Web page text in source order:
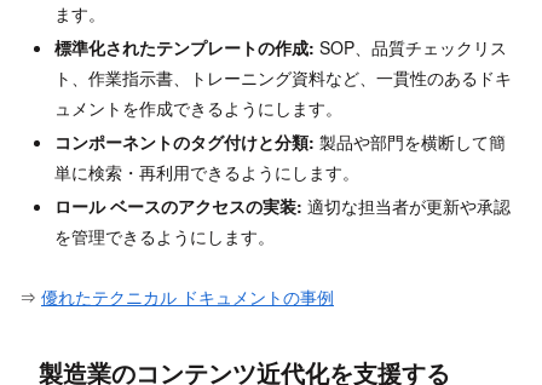
ます。
標準化されたテンプレートの作成: SOP、品質チェックリス
ト、作業指示書、トレーニング資料など、一貫性のあるドキ
ュメントを作成できるようにします。
コンポーネントのタグ付けと分類: 製品や部門を横断して簡
単に検索・再利用できるようにします。
ロール ベースのアクセスの実装: 適切な担当者が更新や承認
を管理できるようにします。
⇒ 優れたテクニカル ドキュメントの事例
製造業のコンテンツ近代化を支援する